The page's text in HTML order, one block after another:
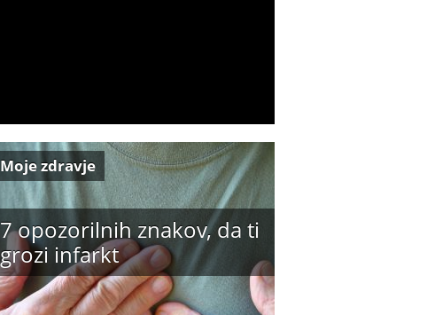
7 opozorilnih znakov, da ti
grozi infarkt
Moje zdravje